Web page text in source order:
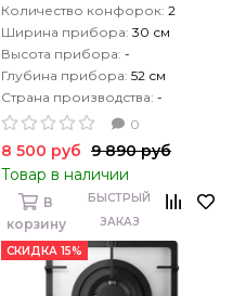
Количество конфорок: 2
Ширина прибора: 30 см
Высота прибора: -
Глубина прибора: 52 см
Страна производства: -
0
8 500 руб 9 890 руб
Товар в наличии
В
корзину
БЫСТРЫЙ
ЗАКАЗ
СКИДКА 15%